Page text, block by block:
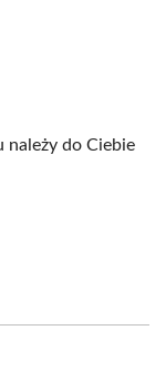
do Ciebie